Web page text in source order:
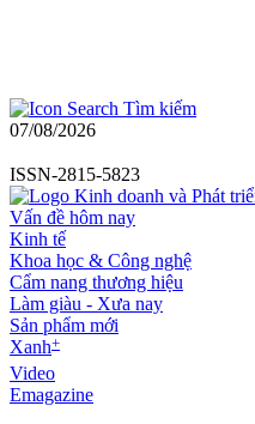
Tìm kiếm
07/08/2026
ISSN-2815-5823
Vấn đề hôm nay
Kinh tế
Khoa học & Công nghệ
Cẩm nang thương hiệu
Làm giàu - Xưa nay
Sản phẩm mới
Xanh+
Video
Emagazine